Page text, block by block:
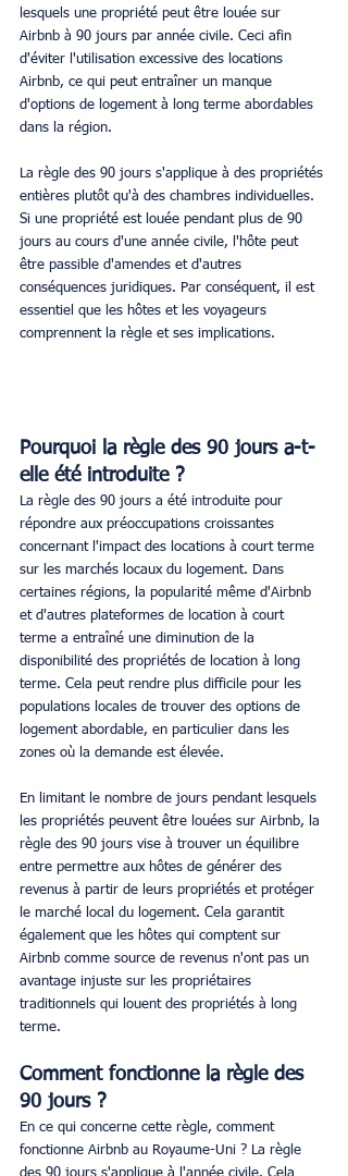
lesquels une propriété peut être louée sur
Airbnb à 90 jours par année civile. Ceci afin
d'éviter l'utilisation excessive des locations
Airbnb, ce qui peut entraîner un manque
d'options de logement à long terme abordables
dans la région.
La règle des 90 jours s'applique à des propriétés
entières plutôt qu'à des chambres individuelles.
Si une propriété est louée pendant plus de 90
jours au cours d'une année civile, l'hôte peut
être passible d'amendes et d'autres
conséquences juridiques. Par conséquent, il est
essentiel que les hôtes et les voyageurs
comprennent la règle et ses implications.
Pourquoi la règle des 90 jours a-t-
elle été introduite ?
La règle des 90 jours a été introduite pour
répondre aux préoccupations croissantes
concernant l'impact des locations à court terme
sur les marchés locaux du logement. Dans
certaines régions, la popularité même d'Airbnb
et d'autres plateformes de location à court
terme a entraîné une diminution de la
disponibilité des propriétés de location à long
terme. Cela peut rendre plus difficile pour les
populations locales de trouver des options de
logement abordable, en particulier dans les
zones où la demande est élevée.
En limitant le nombre de jours pendant lesquels
les propriétés peuvent être louées sur Airbnb, la
règle des 90 jours vise à trouver un équilibre
entre permettre aux hôtes de générer des
revenus à partir de leurs propriétés et protéger
le marché local du logement. Cela garantit
également que les hôtes qui comptent sur
Airbnb comme source de revenus n'ont pas un
avantage injuste sur les propriétaires
traditionnels qui louent des propriétés à long
terme.
Comment fonctionne la règle des
90 jours ?
En ce qui concerne cette règle, comment
fonctionne Airbnb au Royaume-Uni ? La règle
des 90 jours s'applique à l'année civile. Cela